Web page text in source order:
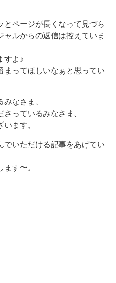
とページが長くなって見づら
ャルからの返信は控えていま
すよ♪
まってほしいなぁと思ってい
なさま、
っているみなさま、
ます。
でいただける記事をあげてい
す〜。